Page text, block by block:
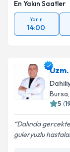
En Yakın Saatler
Yarın
14:00
Bursa
5 (19
Dalında
guleryuzlu